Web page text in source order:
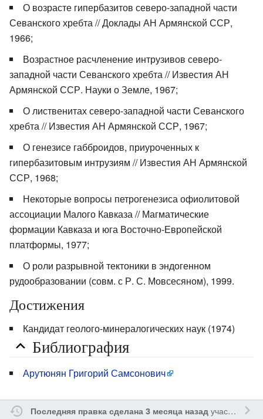
О возрасте гипербазитов северо-западной части
Севанского хребта // Доклады АН Армянской ССР,
1966;
Возрастное расчленение интрузивов северо-
западной части Севанского хребта // Известия АН
Армянской ССР. Науки о Земле, 1967;
О лиственитах северо-западной части Севанского
хребта // Известия АН Армянской ССР, 1967;
О генезисе габброидов, приуроченных к
гипербазитовым интрузиям // Известия АН Армянской
ССР, 1968;
Некоторые вопросы петрогенезиса офиолитовой
ассоциации Малого Кавказа // Магматические
формации Кавказа и юга Восточно-Европейской
платформы, 1977;
О роли разрывной тектоники в эндогенном
рудообразовании (совм. с Р. С. Мовсесяном), 1999.
Достижения
Кандидат геолого-минералогических наук (1974)
Библиография
Арутюнян Григорий Самсонович
Последняя правка сделана 3 месяца назадучастником